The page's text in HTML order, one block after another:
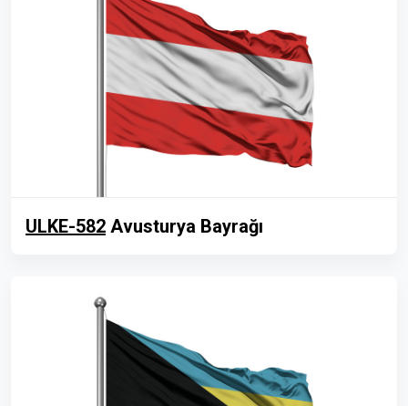
ULKE-582 Avusturya Bayrağı